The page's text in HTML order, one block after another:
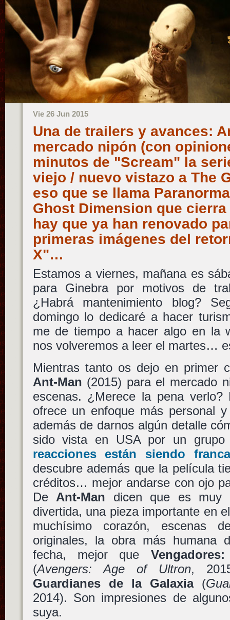
Vie 26 Jun 2015
Una de trailers y avances:
mercado nipón (con
minutos de "Scream" la
viejo / nuevo vistazo a The
eso que se llama
Ghost Dimension que
hay que ya han renovado
primeras imágenes del
X"…
Estamos a viernes, mañana es
para Ginebra por motivos de
¿Habrá mantenimiento blog?
domingo lo dedicaré a hacer
me de tiempo a hacer algo en la
nos volveremos a leer el martes…
Mientras tanto os dejo en primer
Ant-Man (2015) para el mercado
escenas. ¿Merece la pena
ofrece un enfoque más personal
además de darnos algún detalle
sido vista en USA por un
reacciones están siendo
descubre además que la película
créditos… mejor andarse con ojo
De Ant-Man dicen que es muy
divertida, una pieza importante en
muchísimo corazón, escenas
originales, la obra más humana
fecha, mejor que
(Avengers: Age of Ultron,
Guardianes de la Galaxia(
2014). Son impresiones de
suya.